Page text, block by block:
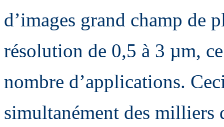
d’images grand champ de
résolution de 0,5 à 3 µm,
nombre d’applications.
simultanément des milliers